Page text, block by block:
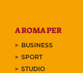
A ROMA PER
BUSINESS
SPORT
STUDIO